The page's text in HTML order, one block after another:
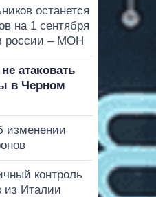
останется
на 1 сентября
россии – МОН
атаковать
в Черном
изменении
контроль
из Италии